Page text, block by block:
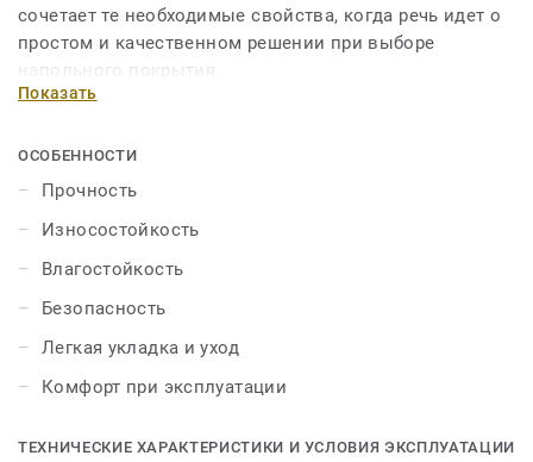
сочетает те необходимые свойства, когда речь идет о
простом и качественном решении при выборе
напольного покрытия.
выдержит эксплуатацию в жилых помещениях с
кухнях. Безопасная, поэтому подойдет для укладки
даже в детских комнатах. Дизайны воплощают
красоту камня, современные оттенки и богатые
частью интерьера. Замковая система поможет уложить
покрытие легко и быстро.
Для того, чтобы чувствовать себя счастливым, бывает
создать комфортную атмосферу в доме, бывает
Показать
ОСОБЕННОСТИ
Прочность
Износостойкость
Влагостойкость
Безопасность
Легкая укладка и уход
Комфорт при эксплуатации
ТЕХНИЧЕСКИЕ ХАРАКТЕРИСТИКИ И УСЛОВИЯ ЭКСПЛУАТАЦИИ